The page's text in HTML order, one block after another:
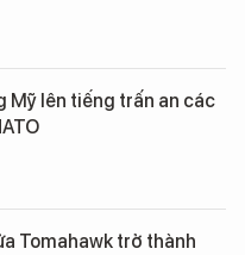
Mỹ lên tiếng trấn an các
Tomahawk trở thành